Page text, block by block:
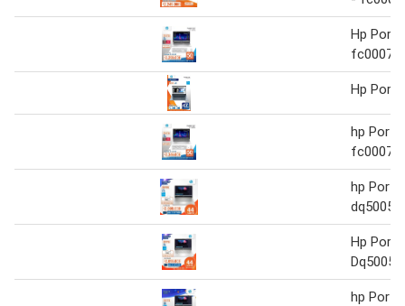
Hp
fc0007la
Hp
hp
fc0007la
hp
dq5005la
Hp
Dq5005la
hp